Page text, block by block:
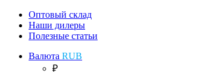
Оптовый склад
Наши дилеры
Полезные статьи
Валюта RUB
₽